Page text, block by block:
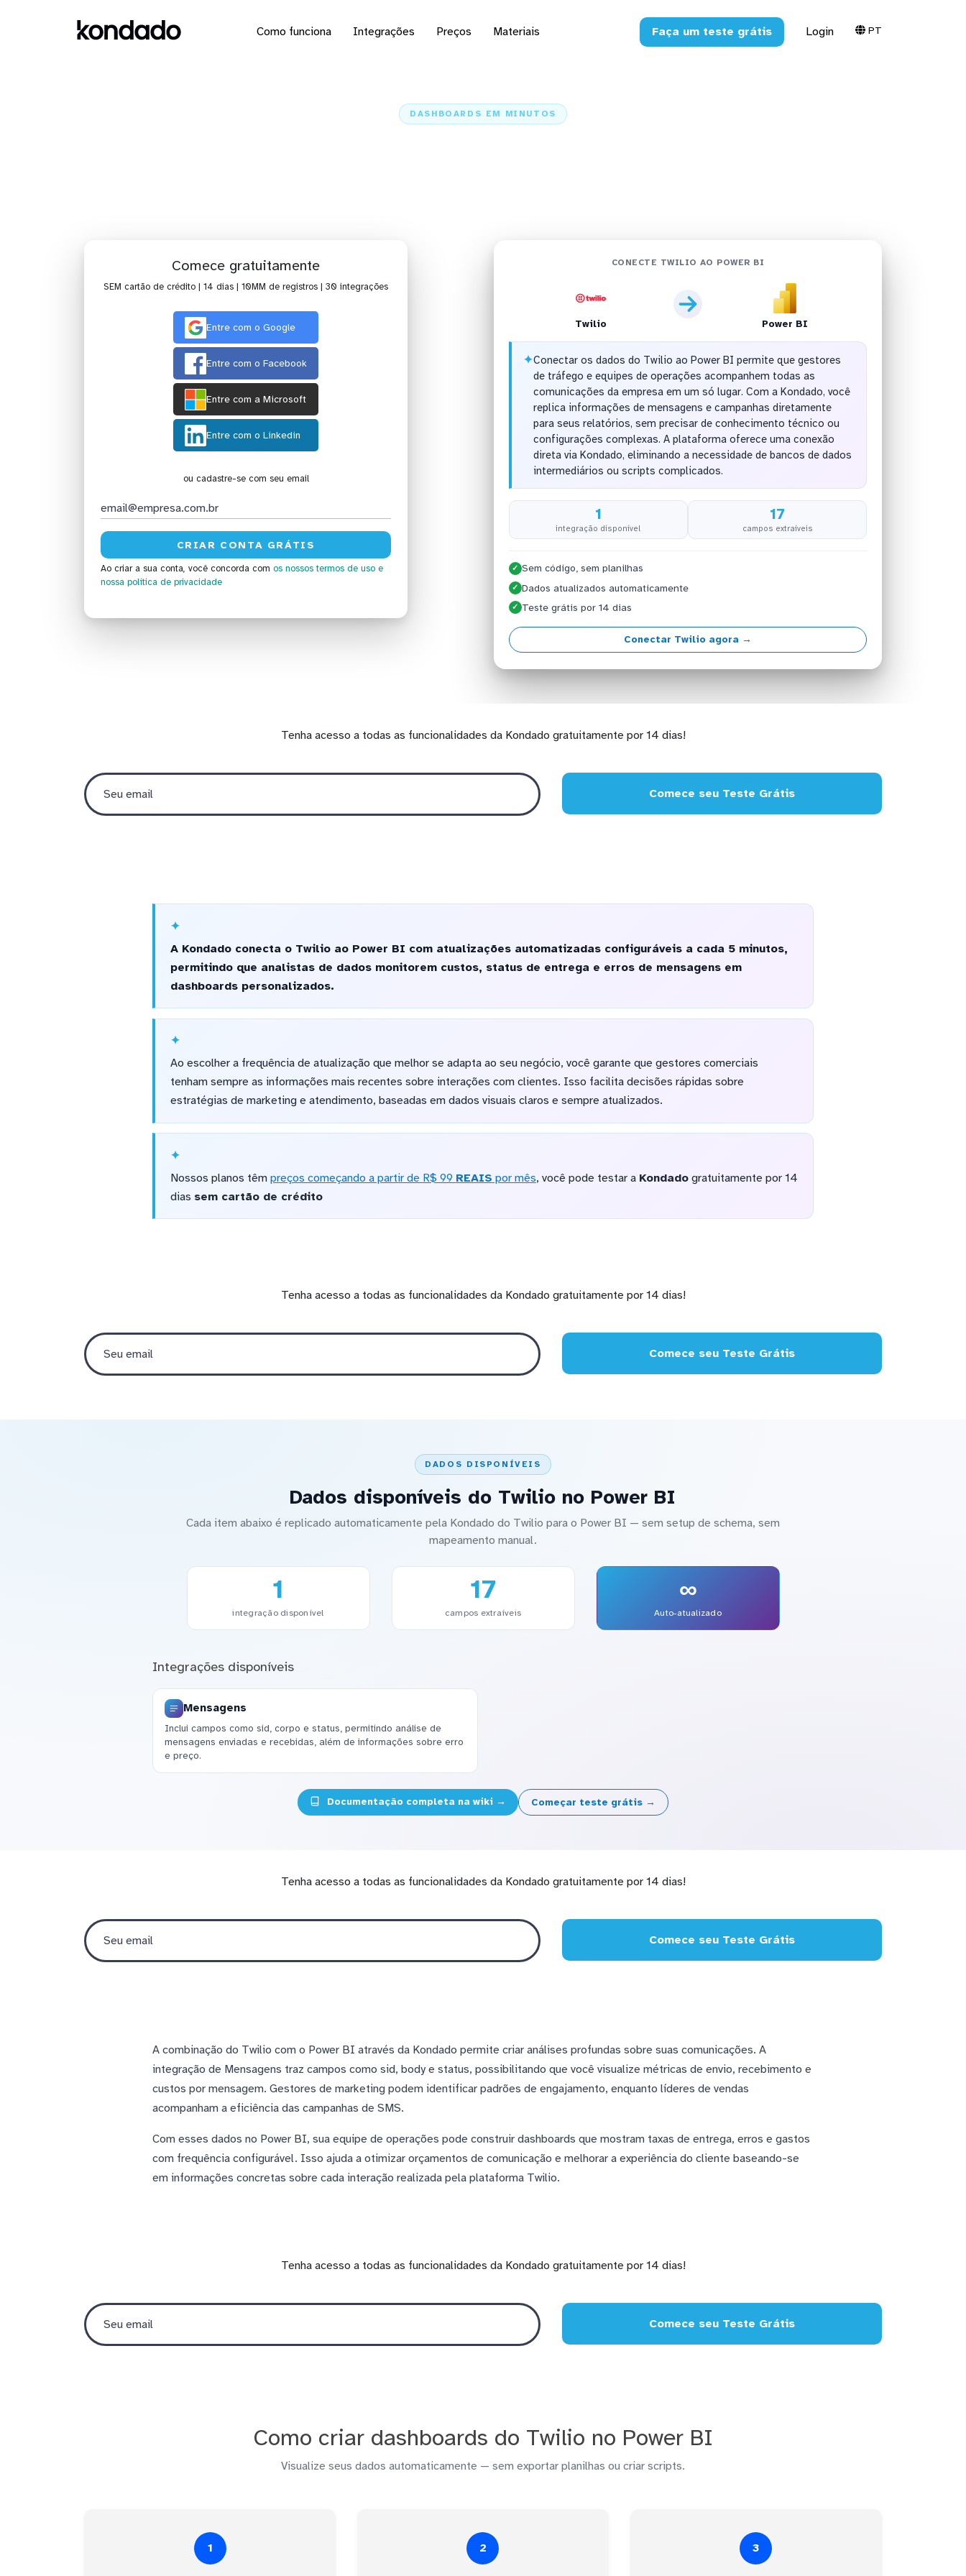
Como funciona Integrações Preços Materiais Faça um teste grátis Login PT
DASHBOARDS EM MINUTOS
Comece gratuitamente
SEM cartão de crédito | 14 dias | 10MM de registros | 30 integrações
Entre com o Google
Entre com o Facebook
Entre com a Microsoft
Entre com o Linkedin
ou cadastre-se com seu email
Ao criar a sua conta, você concorda com os nossos termos de uso e
nossa política de privacidade
CONECTE TWILIO AO POWER BI
Twilio Power BI
✦Conectar os dados do Twilio ao Power BI permite que gestores
de tráfego e equipes de operações acompanhem todas as
comunicações da empresa em um só lugar. Com a Kondado, você
replica informações de mensagens e campanhas diretamente
para seus relatórios, sem precisar de conhecimento técnico ou
configurações complexas. A plataforma oferece uma conexão
direta via Kondado, eliminando a necessidade de bancos de dados
intermediários ou scripts complicados.
1
integração disponível
17
campos extraíveis
✓ Sem código, sem planilhas
✓ Dados atualizados automaticamente
✓ Teste grátis por 14 dias
Conectar Twilio agora →
Tenha acesso a todas as funcionalidades da Kondado gratuitamente por 14 dias!
Comece seu Teste Grátis
A Kondado conecta o Twilio ao Power BI com atualizações automatizadas configuráveis a cada 5 minutos,
permitindo que analistas de dados monitorem custos, status de entrega e erros de mensagens em
dashboards personalizados.
Ao escolher a frequência de atualização que melhor se adapta ao seu negócio, você garante que gestores comerciais
tenham sempre as informações mais recentes sobre interações com clientes. Isso facilita decisões rápidas sobre
estratégias de marketing e atendimento, baseadas em dados visuais claros e sempre atualizados.
Nossos planos têm preços começando a partir de R$ 99 REAIS por mês, você pode testar a Kondadogratuitamente por 14
dias sem cartão de crédito
Tenha acesso a todas as funcionalidades da Kondado gratuitamente por 14 dias!
Comece seu Teste Grátis
DADOS DISPONÍVEIS
Dados disponíveis do Twilio no Power BI
Cada item abaixo é replicado automaticamente pela Kondado do Twilio para o Power BI — sem setup de schema, sem
mapeamento manual.
1
integração disponível
17
campos extraíveis
∞
Auto-atualizado
Integrações disponíveis
Mensagens
Inclui campos como sid, corpo e status, permitindo análise de
mensagens enviadas e recebidas, além de informações sobre erro
e preço.
Documentação completa na wiki → Começar teste grátis →
Tenha acesso a todas as funcionalidades da Kondado gratuitamente por 14 dias!
Comece seu Teste Grátis
A combinação do Twilio com o Power BI através da Kondado permite criar análises profundas sobre suas comunicações. A
integração de Mensagens traz campos como sid, body e status, possibilitando que você visualize métricas de envio, recebimento e
custos por mensagem. Gestores de marketing podem identificar padrões de engajamento, enquanto líderes de vendas
acompanham a eficiência das campanhas de SMS.
Com esses dados no Power BI, sua equipe de operações pode construir dashboards que mostram taxas de entrega, erros e gastos
com frequência configurável. Isso ajuda a otimizar orçamentos de comunicação e melhorar a experiência do cliente baseando-se
em informações concretas sobre cada interação realizada pela plataforma Twilio.
Tenha acesso a todas as funcionalidades da Kondado gratuitamente por 14 dias!
Comece seu Teste Grátis
Como criar dashboards do Twilio no Power BI
Visualize seus dados automaticamente — sem exportar planilhas ou criar scripts.
1 2 3